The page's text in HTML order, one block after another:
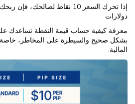
دولارات
معرفة كيفية حساب قيمة النقطة تساعدك
بشكل صحيح والسيطرة على المخاطر، خاصة
المالية.